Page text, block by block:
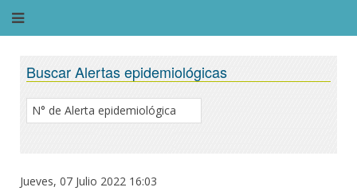
Buscar Alertas epidemiológicas
Jueves, 07 Julio 2022 16:03